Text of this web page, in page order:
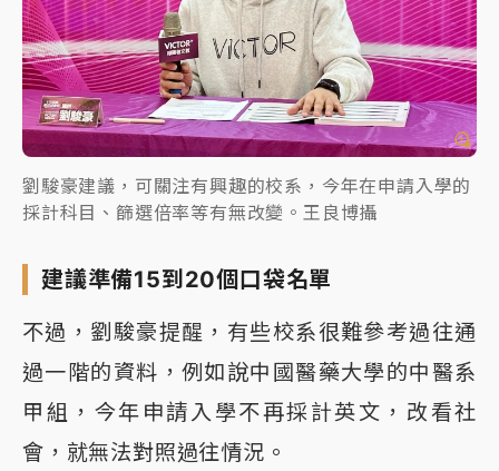
劉駿豪建議，可關注有興趣的校系，今年在申請入學的
採計科目、篩選倍率等有無改變。王良博攝
建議準備15到20個口袋名單
不過，劉駿豪提醒，有些校系很難參考過往通
過一階的資料，例如說中國醫藥大學的中醫系
甲組，今年申請入學不再採計英文，改看社
會，就無法對照過往情況。